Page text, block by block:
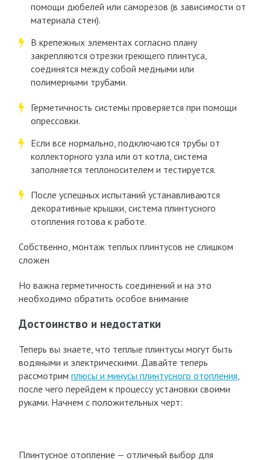
помощи дюбелей или саморезов (в зависимости от
материала стен).
В крепежных элементах согласно плану
закрепляются отрезки греющего плинтуса,
соединятся между собой медными или
полимерными трубами.
Герметичность системы проверяется при помощи
опрессовки.
Если все нормально, подключаются трубы от
коллекторного узла или от котла, система
заполняется теплоносителем и тестируется.
После успешных испытаний устанавливаются
декоративные крышки, система плинтусного
отопления готова к работе.
Собственно, монтаж теплых плинтусов не слишком
сложен
Но важна герметичность соединений и на это
необходимо обратить особое внимание
Достоинство и недостатки
Теперь вы знаете, что теплые плинтусы могут быть
водяными и электрическими. Давайте теперь
рассмотрим плюсы и минусы плинтусного отопления,
после чего перейдем к процессу установки своими
руками. Начнем с положительных черт:
Плинтусное отопление — отличный выбор для